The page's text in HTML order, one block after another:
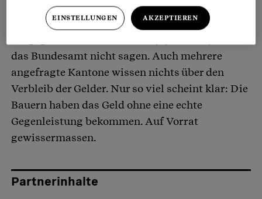
Die 200 Millionen seien in die Direktzahlungen
geflossen. Ob ein Teil für den Gewässerschutz
das Bundesamt nicht sagen. Auch mehrere
angefragte Kantone wissen nichts über den
Verbleib der Gelder. Nur so viel scheint klar: Die
Bauern haben das Geld ohne eine echte
Gegenleistung bekommen. Auf Vorrat
gewissermassen.
Partnerinhalte
EINSTELLUNGEN AKZEPTIEREN